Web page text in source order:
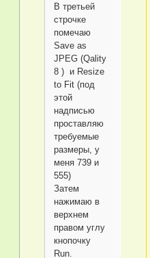
В третьей
строчке
помечаю
Save as
JPEG (Qality
8 ) и Resize
to Fit (под
этой
надписью
проставляю
требуемые
размеры, у
меня 739 и
555)
Затем
нажимаю в
верхнем
правом углу
кнопочку
Run.